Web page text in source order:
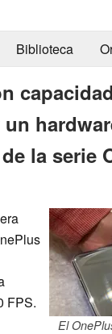
Biblioteca
la serie
El
FPS.